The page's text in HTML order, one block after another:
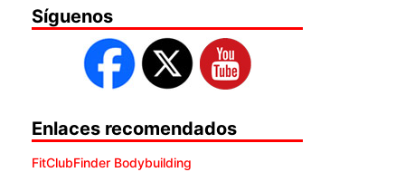
Síguenos
Enlaces recomendados
FitClubFinder Bodybuilding